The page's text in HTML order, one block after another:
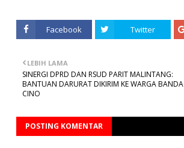
Facebook Twitter
LEBIH LAMA
SINERGI DPRD DAN RSUD PARIT MALINTANG:
BANTUAN DARURAT DIKIRIM KE WARGA BANDA
CINO
POSTING KOMENTAR